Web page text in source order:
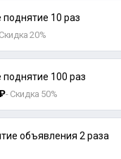
10 раз
20%
100 раз
- Скидка 50%
объявления 2 раза